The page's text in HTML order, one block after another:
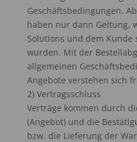
Geschäftsbedingungen.
haben nur dann Geltung,
Solutions und dem
wurden. Mit der
allgemeinen
Angebote verstehen sich
2) Vertragsschluss
Verträge kommen durch
(Angebot) und die
bzw. die Lieferung der